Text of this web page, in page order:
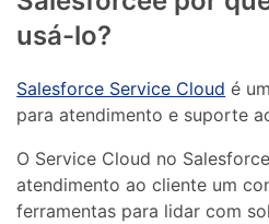
usá-lo?
Salesforce Service Cloud é
para atendimento e suporte
O Service Cloud no
atendimento ao cliente um
ferramentas para lidar com